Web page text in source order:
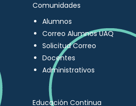
Comunidades
Alumnos
Correo Alumnos UAQ
Solicitud Correo
Docentes
Administrativos
Educación Continua